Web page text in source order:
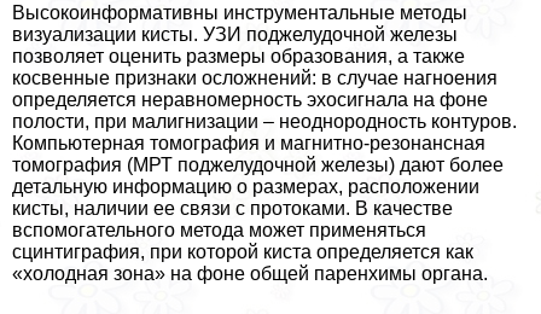
Высокоинформативны инструментальные методы
визуализации кисты. УЗИ поджелудочной железы
позволяет оценить размеры образования, а также
косвенные признаки осложнений: в случае нагноения
определяется неравномерность эхосигнала на фоне
полости, при малигнизации – неоднородность контуров.
Компьютерная томография и магнитно-резонансная
томография (МРТ поджелудочной железы) дают более
детальную информацию о размерах, расположении
кисты, наличии ее связи с протоками. В качестве
вспомогательного метода может применяться
сцинтиграфия, при которой киста определяется как
«холодная зона» на фоне общей паренхимы органа.